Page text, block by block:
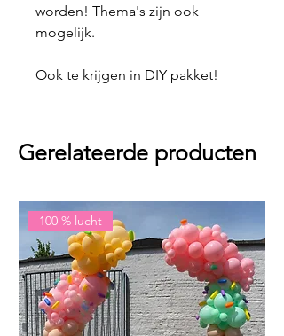
worden! Thema's zijn ook
mogelijk.
Ook te krijgen in DIY pakket!
Gerelateerde producten
100 % lucht